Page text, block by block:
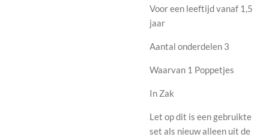
Voor een leeftijd vanaf 1,5
jaar
Aantal onderdelen 3
Waarvan 1 Poppetjes
In Zak
Let op dit is een gebruikte
set als nieuw alleen uit de